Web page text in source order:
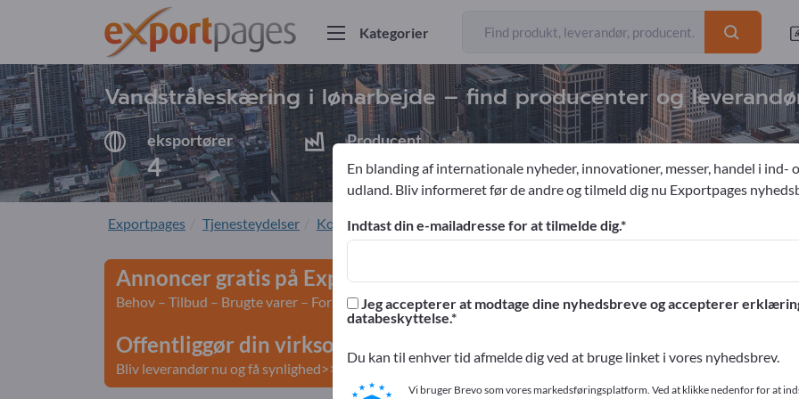
Kategorier
Vandstråleskæring i lønarbejde – find producenter og
eksportører
4
Producent
4
Exportpages Tjenesteydelser Kontraktproduktion Vandstråleskæring i lønarbejde
Annoncer gratis på Exportpages!
Behov – Tilbud – Brugte varer – Forretningskontakter >> start her
Offentliggør din virksomhed og dine produkter på Exportpages.
Bliv leverandør nu og få synlighed>> offentliggør her
En blanding af internationale nyheder, innovationer, messer, handel i ind-
udland. Bliv informeret før de andre og tilmeld dig nu Exportpages
Indtast din e-mailadresse for at tilmelde dig.
Jeg accepterer at modtage dine nyhedsbreve og accepterer
databeskyttelse.
Du kan til enhver tid afmelde dig ved at bruge linket i vores nyhedsbrev.
Vi bruger Brevo som vores markedsføringsplatform. Ved at klikke nedenfor for at